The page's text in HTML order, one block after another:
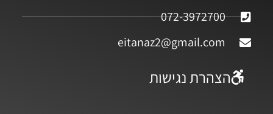
072-3972700
eitanaz2@gmail.com
הצהרת נגישות